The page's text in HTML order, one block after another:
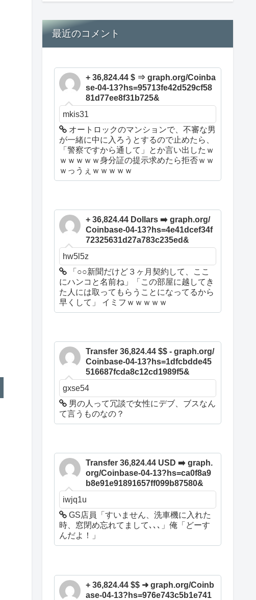
最近のコメント
+ 36,824.44 $ ⇒ graph.org/Coinba
se-04-13?hs=95713fe42d529cf58
81d77ee8f31b725&
mkis31
オートロックのマンションで、不審な男
が一緒に中に入ろうとするので止めたら、
「警察ですから通して」とか言い出したｗ
ｗｗｗｗｗ身分証の提示求めたら拒否ｗｗ
ｗっうぇｗｗｗｗｗ
+ 36,824.44 Dollars ➡️ graph.org/
Coinbase-04-13?hs=4e41dcef34f
72325631d27a783c235ed&
hw5l5z
「○○新聞だけど３ヶ月契約して、ここ
にハンコと名前ね」「この部屋に越してき
た人には取ってもらうことになってるから
早くして」 イミフｗｗｗｗｗ
Transfer 36,824.44 $$ - graph.org/
Coinbase-04-13?hs=1dfcbdde45
516687fcda8c12cd1989f5&
gxse54
男の人って冗談で女性にデブ、ブスなん
て言うものなの？
Transfer 36,824.44 USD ➡️ graph.
org/Coinbase-04-13?hs=ca0f8a9
b8e91e91891657ff099b87580&
iwjq1u
GS店員「すいません、洗車機に入れた
時、窓閉め忘れてまして､､､」俺「どーす
んだよ！」
+ 36,824.44 $$ ➜ graph.org/Coinb
ase-04-13?hs=976e743c5b1e741